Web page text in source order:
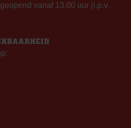
vanaf 13.00 uur (i.p.v.